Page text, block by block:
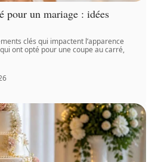
pour un mariage : idées
clés qui impactent l’apparence
ont opté pour une coupe au carré,